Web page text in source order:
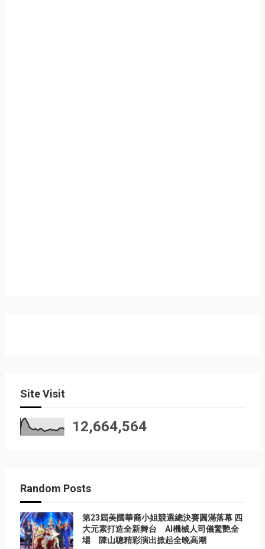
Site Visit
12,664,564
Random Posts
第23屆美國華裔小姐競選總決賽圓滿落幕 四
大元素打造全新舞台 AI機械人司儀驚艷全
場 陳山聰精彩演出掀起全晚高潮